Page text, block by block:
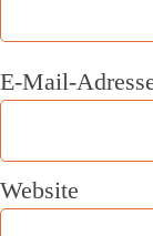
E-Mail-
Website